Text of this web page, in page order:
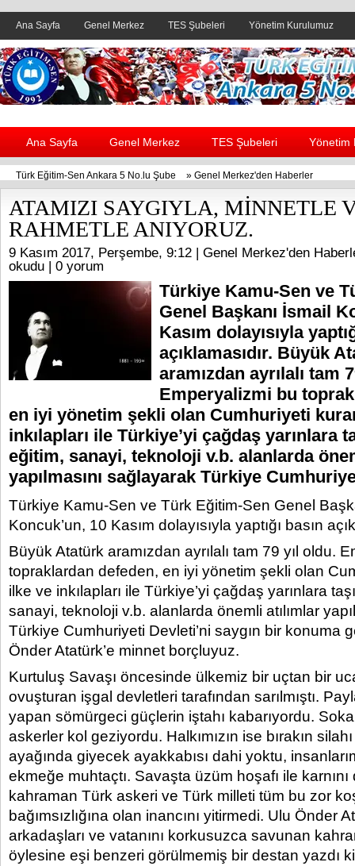
Ana Sayfa Genel Merkez TES Şubeleri Yönetim Kurulumuz
Header yanı reklam alanı
Ana Sayfa Genel Merkez TES Şubeleri Yönetim
Türk Eğitim-Sen Ankara 5 No.lu Şube » Genel Merkez'den Haberler
ATAMIZI SAYGIYLA, MİNNETLE
RAHMETLE ANIYORUZ.
9 Kasım 2017, Perşembe, 9:12 | Genel Merkez'den
okudu | 0 yorum
Türkiye Kamu-Sen ve
Genel Başkanı İsmail
Kasım dolayısıyla
açıklamasıdır. Büyük
aramızdan ayrılalı tam
Emperyalizmi bu
en iyi yönetim şekli olan Cumhuriyeti
inkılapları ile Türkiye’yi çağdaş yarınlara
eğitim, sanayi, teknoloji v.b. alanlarda
yapılmasını sağlayarak Türkiye
Türkiye Kamu-Sen ve Türk Eğitim-Sen Genel
Koncuk’un, 10 Kasım dolayısıyla yaptığı basın
Büyük Atatürk aramızdan ayrılalı tam 79 yıl oldu.
topraklardan defeden, en iyi yönetim şekli olan
ilke ve inkılapları ile Türkiye’yi çağdaş yarınlara
sanayi, teknoloji v.b. alanlarda önemli atılımlar
Türkiye Cumhuriyeti Devleti’ni saygın bir konuma
Önder Atatürk’e minnet borçluyuz.
Kurtuluş Savaşı öncesinde ülkemiz bir uçtan bir
ovuşturan işgal devletleri tarafından sarılmıştı.
yapan sömürgeci güçlerin iştahı kabarıyordu.
askerler kol geziyordu. Halkımızın ise bırakın
ayağında giyecek ayakkabısı dahi yoktu,
ekmeğe muhtaçtı. Savaşta üzüm hoşafı ile
kahraman Türk askeri ve Türk milleti tüm bu zor
bağımsızlığına olan inancını yitirmedi. Ulu Önder
arkadaşları ve vatanını korkusuzca savunan
öylesine eşi benzeri görülmemiş bir destan yazdı